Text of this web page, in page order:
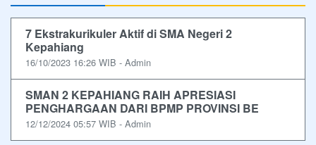
7 Ekstrakurikuler Aktif di SMA Negeri 2
Kepahiang
16/10/2023 16:26 WIB - Admin
SMAN 2 KEPAHIANG RAIH APRESIASI
PENGHARGAAN DARI BPMP PROVINSI BE
12/12/2024 05:57 WIB - Admin